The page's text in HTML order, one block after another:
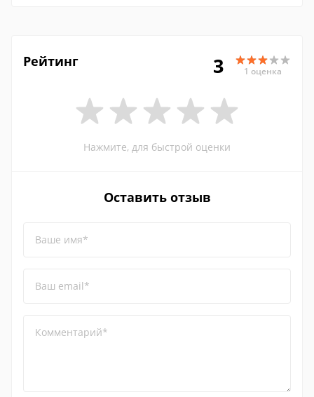
Рейтинг 3 1 оценка
Нажмите, для быстрой оценки
Оставить отзыв
Ваше имя*
Ваш email*
Комментарий*